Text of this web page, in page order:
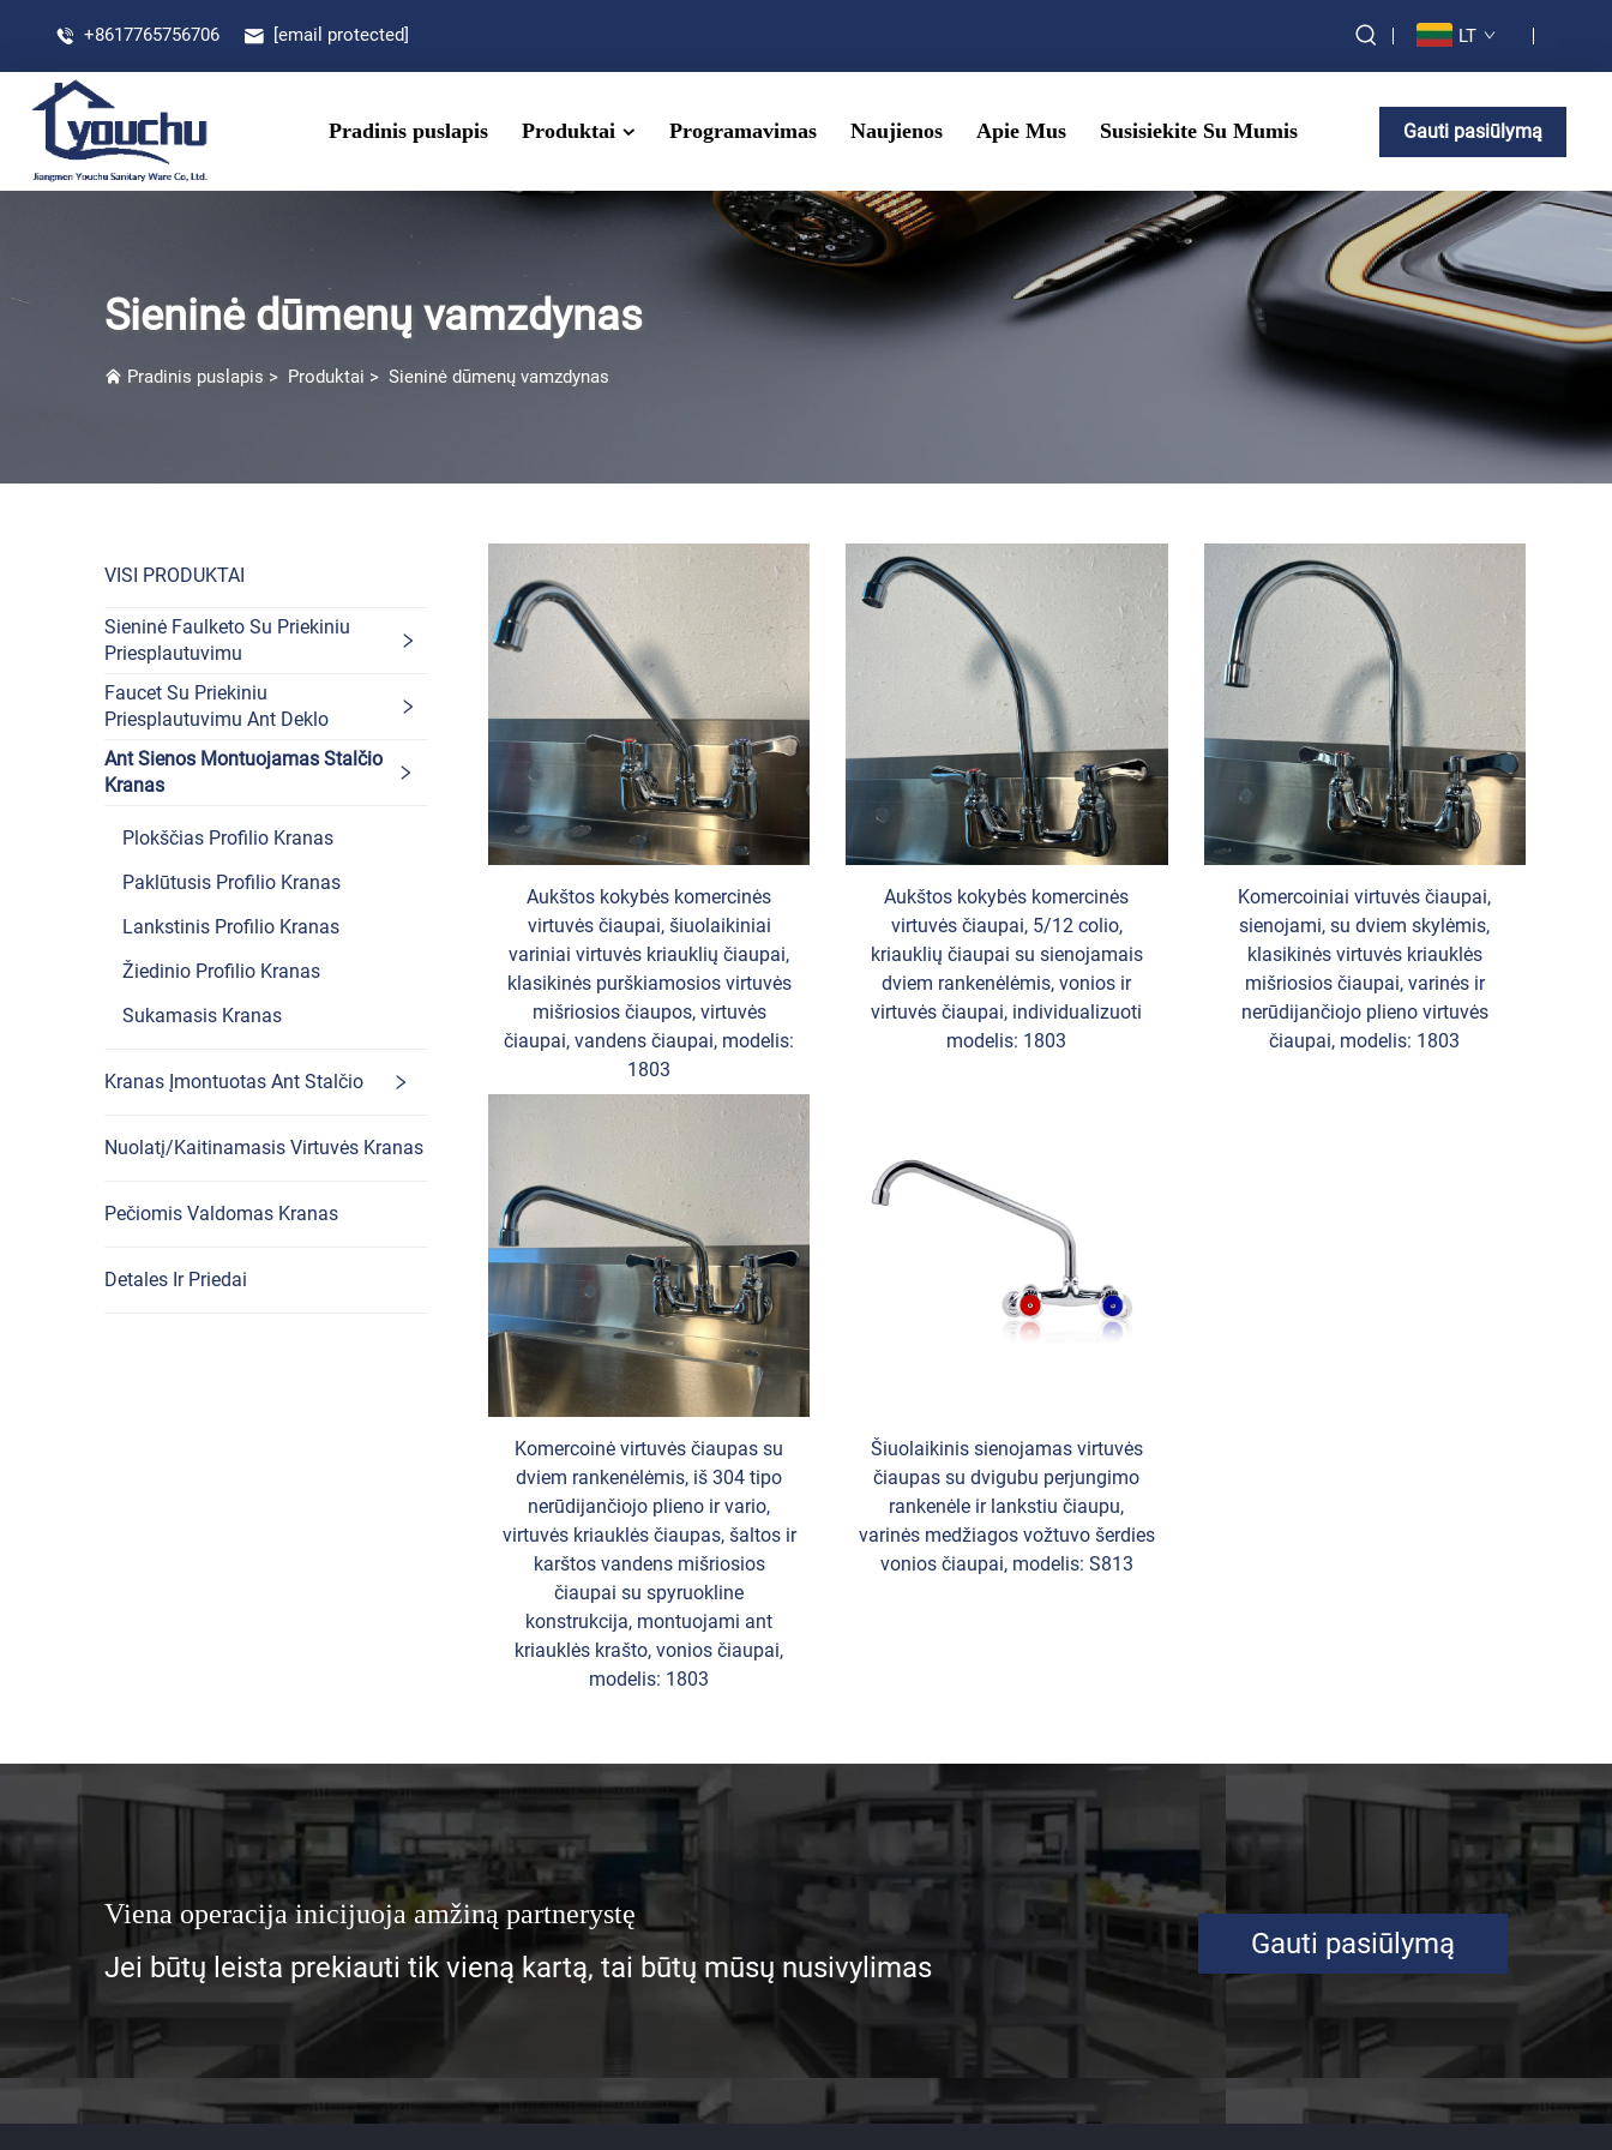
+8617765756706 [email protected] LT
Pradinis puslapis Produktai Programavimas Naujienos Apie Mus Susisiekite Su Mumis Gauti pasiūlymą
Sieninė dūmenų vamzdynas
Pradinis puslapis > Produktai > Sieninė dūmenų vamzdynas
VISI PRODUKTAI
Sieninė Faulketo Su Priekiniu
Priesplautuvimu
Faucet Su Priekiniu
Priesplautuvimu Ant Deklo
Ant Sienos Montuojamas Stalčio
Kranas
Plokščias Profilio Kranas
Paklūtusis Profilio Kranas
Lankstinis Profilio Kranas
Žiedinio Profilio Kranas
Sukamasis Kranas
Kranas Įmontuotas Ant Stalčio
Nuolatį/Kaitinamasis Virtuvės Kranas
Pečiomis Valdomas Kranas
Detales Ir Priedai
Aukštos kokybės komercinės
virtuvės čiaupai, šiuolaikiniai
variniai virtuvės kriauklių čiaupai,
klasikinės purškiamosios virtuvės
mišriosios čiaupos, virtuvės
čiaupai, vandens čiaupai, modelis:
1803
Aukštos kokybės komercinės
virtuvės čiaupai, 5/12 colio,
kriauklių čiaupai su sienojamais
dviem rankenėlėmis, vonios ir
virtuvės čiaupai, individualizuoti
modelis: 1803
Komercoiniai virtuvės čiaupai,
sienojami, su dviem skylėmis,
klasikinės virtuvės kriauklės
mišriosios čiaupai, varinės ir
nerūdijančiojo plieno virtuvės
čiaupai, modelis: 1803
Komercoinė virtuvės čiaupas su
dviem rankenėlėmis, iš 304 tipo
nerūdijančiojo plieno ir vario,
virtuvės kriauklės čiaupas, šaltos ir
karštos vandens mišriosios
čiaupai su spyruokline
konstrukcija, montuojami ant
kriauklės krašto, vonios čiaupai,
modelis: 1803
Šiuolaikinis sienojamas virtuvės
čiaupas su dvigubu perjungimo
rankenėle ir lankstiu čiaupu,
varinės medžiagos vožtuvo šerdies
vonios čiaupai, modelis: S813
Viena operacija inicijuoja amžiną partnerystę
Jei būtų leista prekiauti tik vieną kartą, tai būtų mūsų nusivylimas
Gauti pasiūlymą